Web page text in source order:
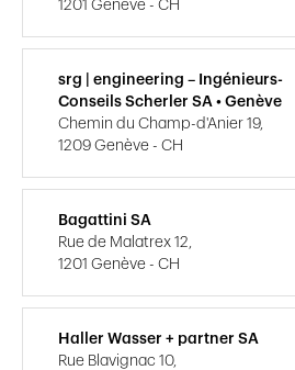
1201 Genève - CH
srg | engineering – Ingénieurs-
Conseils Scherler SA • Genève
Chemin du Champ-d'Anier 19,
1209 Genève - CH
Bagattini SA
Rue de Malatrex 12,
1201 Genève - CH
Haller Wasser + partner SA
Rue Blavignac 10,